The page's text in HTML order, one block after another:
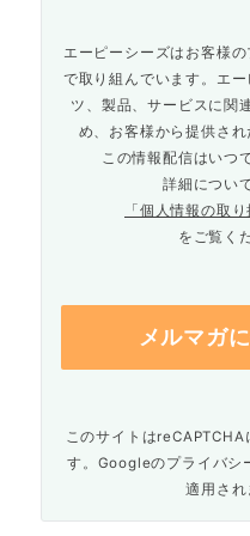
エーピーシーズはお客様
で取り組んでいます。エ
ツ、製品、サービスに関
め、お客様から提供され
この情報配信はいつ
詳細につい
「個人情報の取
をご覧く
このサイトはreCAPTCHA
す。Googleのプライバシ
適用され